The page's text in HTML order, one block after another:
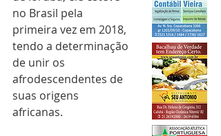
no Brasil pela
primeira vez em 2018,
tendo a determinação
de unir os
afrodescendentes de
suas origens
africanas.